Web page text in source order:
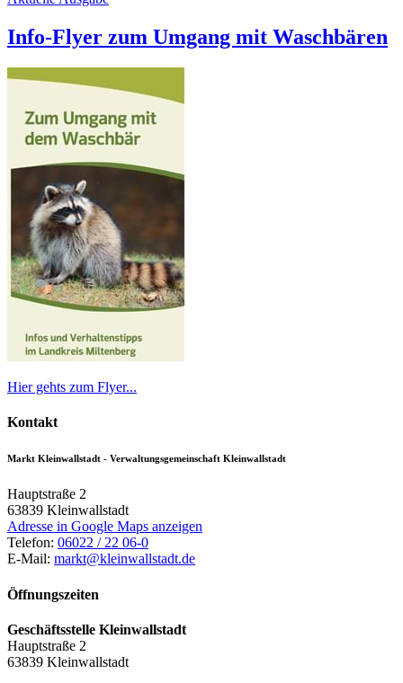
Info-Flyer zum Umgang mit Waschbären
Hier gehts zum Flyer...
Kontakt
Markt Kleinwallstadt - Verwaltungsgemeinschaft Kleinwallstadt
Hauptstraße 2
63839 Kleinwallstadt
Adresse in Google Maps anzeigen
Telefon: 06022 / 22 06-0
E-Mail: markt@kleinwallstadt.de
Öffnungszeiten
Geschäftsstelle Kleinwallstadt
Hauptstraße 2
63839 Kleinwallstadt